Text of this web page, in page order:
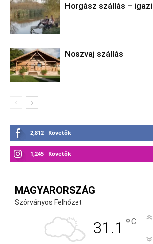
Horgász szállás –
Noszvaj szállás
2,812 Követők
1,245 Követők
MAGYARORSZÁG
Szórványos Felhőzet
31.1 °C